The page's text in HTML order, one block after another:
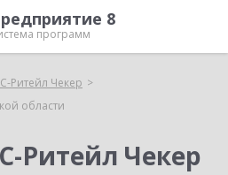
8
программ
Ритейл Чекер
области
Ритейл Чекер